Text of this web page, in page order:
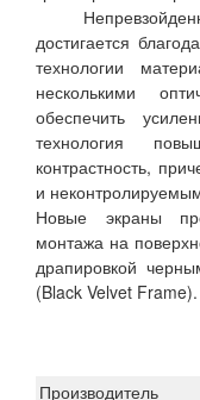
достигается
технологии
несколькими
обеспечить
технология
контрастность,
и
Новые экраны
монтажа на
драпировкой
(Black Velvet Frame).
Производитель